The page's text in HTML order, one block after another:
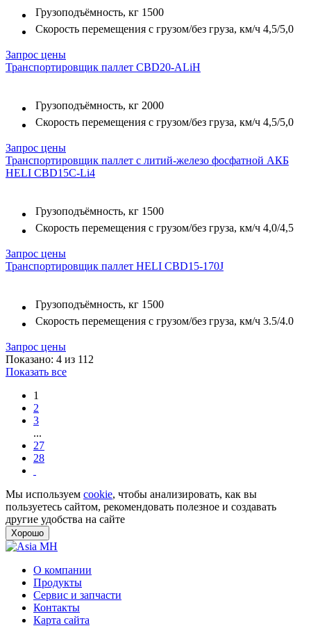
Грузоподъёмность, кг 1500
Скорость перемещения с грузом/без груза, км/ч 4,5/5,0
Запрос цены
Транспортировщик паллет CBD20-ALiH
Грузоподъёмность, кг 2000
Скорость перемещения с грузом/без груза, км/ч 4,5/5,0
Запрос цены
Транспортировщик паллет с литий-железо фосфатной АКБ
HELI CBD15C-Li4
Грузоподъёмность, кг 1500
Скорость перемещения с грузом/без груза, км/ч 4,0/4,5
Запрос цены
Транспортировщик паллет HELI CBD15-170J
Грузоподъёмность, кг 1500
Скорость перемещения с грузом/без груза, км/ч 3.5/4.0
Запрос цены
Показано: 4 из 112
Показать все
1
2
3
...
27
28
Мы используем cookie, чтобы анализировать, как вы
пользуетесь сайтом, рекомендовать полезное и создавать
другие удобства на сайте
Хорошо
О компании
Продукты
Сервис и запчасти
Контакты
Карта сайта